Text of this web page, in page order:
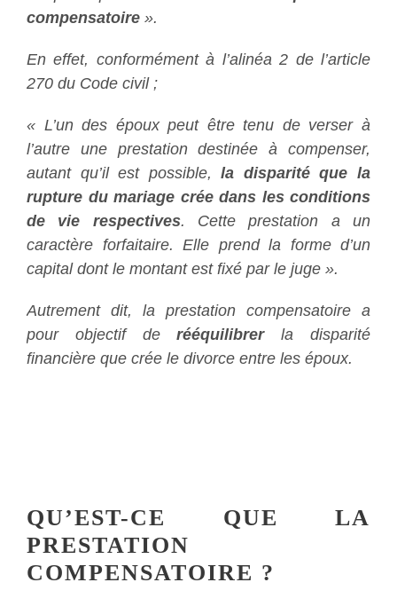
QU’EST-CE QUE LA
PRESTATION
COMPENSATOIRE ?
compensatoire ».
En effet, conformément à l’alinéa 2 de l’article
270 du Code civil ;
« L’un des époux peut être tenu de verser à
l’autre une prestation destinée à compenser,
autant qu’il est possible,la disparité que la
rupture du mariage crée dans les conditions
de vie respectives. Cette prestation a un
caractère forfaitaire. Elle prend la forme d’un
capital dont le montant est fixé par le juge ».
Autrement dit, la prestation compensatoire a
pour objectif derééquilibrerla disparité
financière que crée le divorce entre les époux.